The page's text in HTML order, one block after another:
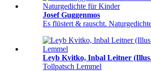
Josef Guggenmos
Es flüstert & rauscht.
Leyb Kvitko, Inbal Leitner
Tollpatsch Lemmel